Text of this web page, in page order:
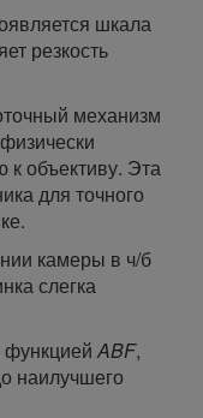
шкала
резкость
механизм
объективу. Эта
для точного
камеры в ч/б
слегка
функциейABF,
наилучшего